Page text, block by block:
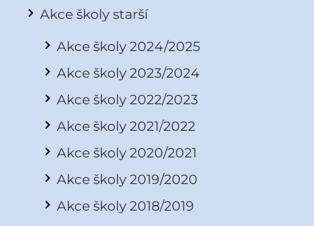
Akce školy starší
Akce školy 2024/2025
Akce školy 2023/2024
Akce školy 2022/2023
Akce školy 2021/2022
Akce školy 2020/2021
Akce školy 2019/2020
Akce školy 2018/2019